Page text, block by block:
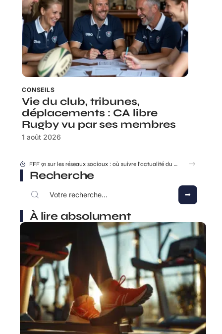
CONSEILS
Vie du club, tribunes,
déplacements : CA libre
Rugby vu par ses membres
1 août 2026
FFF 91 sur les réseaux sociaux : où suivre l’actualité du district ?
Recherche
À lire absolument